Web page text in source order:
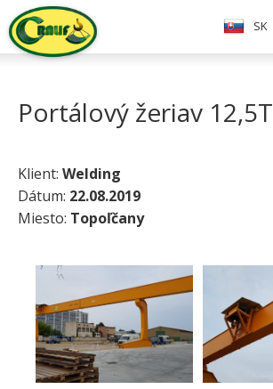
SK
Portálový žeriav 12,5T
Klient: Welding
Dátum: 22.08.2019
Miesto: Topoľčany